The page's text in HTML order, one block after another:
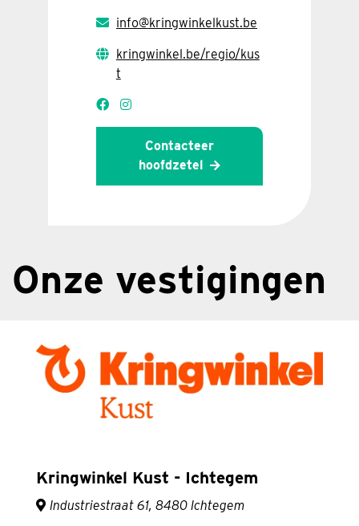
info@kringwinkelkust.be
kringwinkel.be/regio/kus
t
Contacteer
hoofdzetel
Onze vestigingen
Kringwinkel Kust - Ichtegem
Industriestraat 61, 8480 Ichtegem